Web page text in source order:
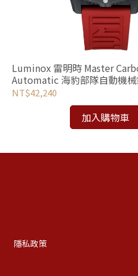
Luminox 雷明時 Master
Automatic 海豹部隊自動機
NT$42,240
加入購物車
隱私政策